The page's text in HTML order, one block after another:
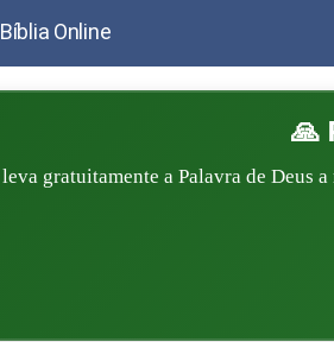
Bíblia Online
🙏
leva gratuitamente a Palavra de Deus